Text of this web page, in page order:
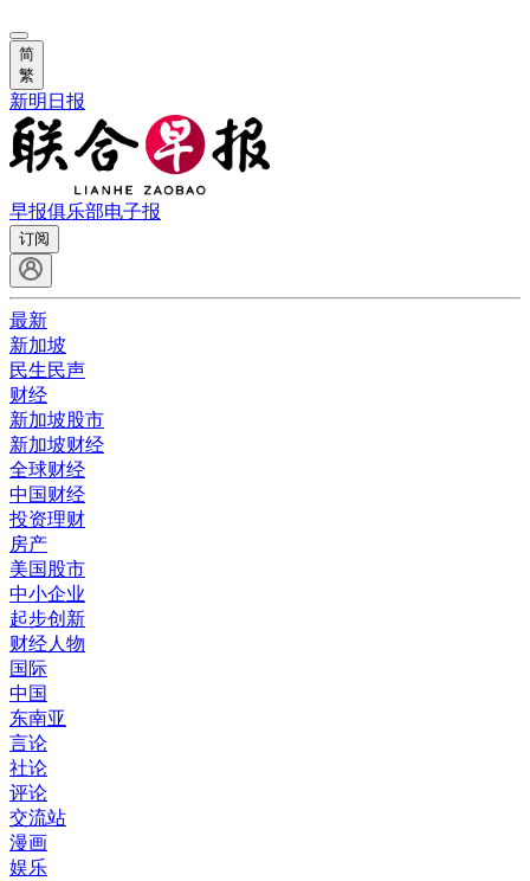
简
繁
新明日报
早报俱乐部电子报
订阅
最新
新加坡
民生民声
财经
新加坡股市
新加坡财经
全球财经
中国财经
投资理财
房产
美国股市
中小企业
起步创新
财经人物
国际
中国
东南亚
言论
社论
评论
交流站
漫画
娱乐